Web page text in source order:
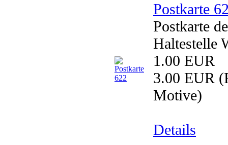
Postkarte
Postkarte
Haltestelle
1.00 EUR
3.00 EUR
Motive)
Details